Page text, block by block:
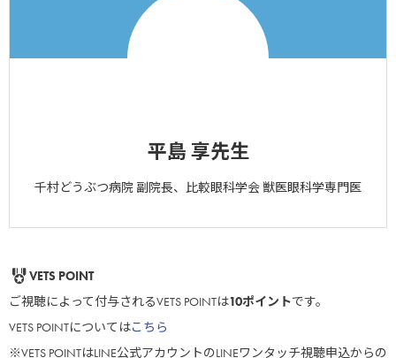
平島 享先生
千村どうぶつ病院 副院長、比較眼科学会 獣医眼科学専門医
VETS POINT
ご視聴によって付与されるVETS POINTは10ポイントです。
VETS POINTについてはこちら
※VETS POINTはLINE公式アカウントのLINEワンタッチ視聴申込からの